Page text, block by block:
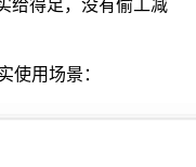
给得足，没有偷工减
使用场景：